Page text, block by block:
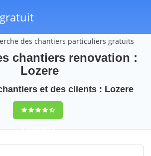
des chantiers particuliers gratuits
chantiers renovation :
Lozere
et des clients : Lozere
9,5(100%)79
votes